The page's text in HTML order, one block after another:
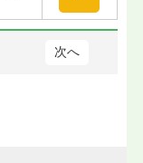
次へ